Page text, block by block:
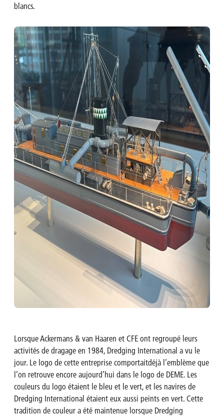
blancs.
Lorsque Ackermans & van Haaren et CFE ont regroupé leurs
activités de dragage en 1984, Dredging International a vu le
jour. Le logo de cette entreprise comportaitdéjà l’emblème que
l’on retrouve encore aujourd’hui dans le logo de DEME. Les
couleurs du logo étaient le bleu et le vert, et les navires de
Dredging International étaient eux aussi peints en vert. Cette
tradition de couleur a été maintenue lorsque Dredging